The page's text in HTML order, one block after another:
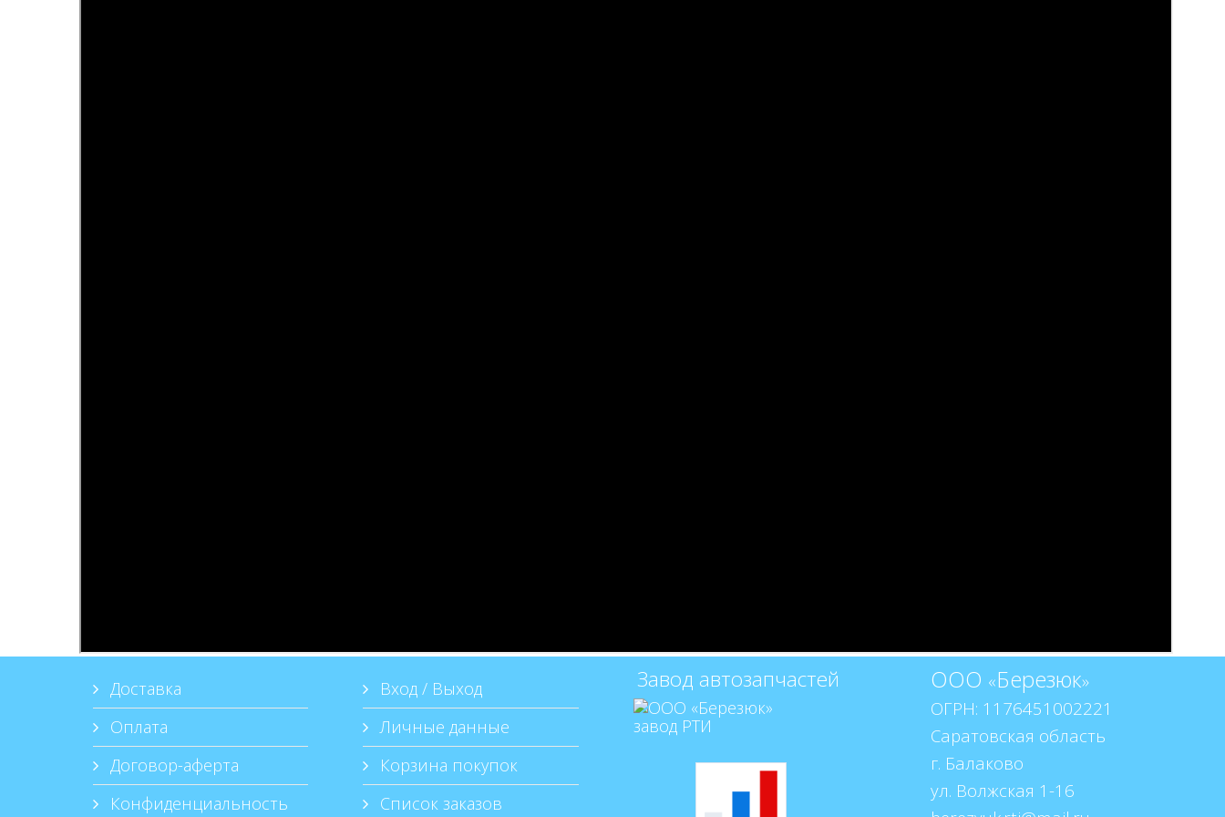
Доставка
Оплата
Договор-аферта
Конфиденциальность
Вход / Выход
Личные данные
Корзина покупок
Список заказов
Завод автозапчастей ООО «Березюк»
ОГРН: 1176451002221
Саратовская область
г. Балаково
ул. Волжская 1-16